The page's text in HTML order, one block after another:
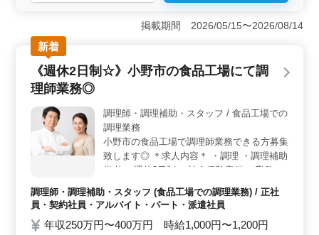
＜働きやすさ＞ 週休2日制で、勤務時間も相談可能。長
期で安定して働ける環境が整っています。また、駅近で
車通勤もOKなので、通勤の便利さも魅力です。 ＜中
高年の活躍＞ 50代、60代の採用実績があり、年齢を気
にせず活躍できる環境です。これまでの経験を活かし、
若手への知識伝承をもできる職場です。 ＜待遇面
＞ 社会保険完備で、年収280万円～380万円の給与で
整っています。
掲載期間 2026/05/15〜2026/08/14
新着
《週休2日制☆》小野市の食品工場にて調
理師業務◎
調理師・調理補助・スタッフ / 食品工場での
調理業務
小野市の食品工場で調理師業務できる方募集
致します◎ ＊求人内容＊ ・調理 ・調理補助
備考 ・週休2日制 ・社会保険完備 ・勤務時
で培ってきた経験を若手に教えていきません
か？ ご応募お待ちしております☆
調理師・調理補助・スタッフ (食品工場での調理業務) / 正社
員・契約社員・アルバイト・パート・派遣社員
年収250万円〜400万円 時給1,000円〜1,200円